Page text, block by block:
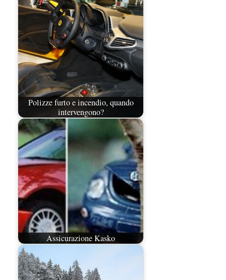
Polizze furto e incendio, quando
intervengono?
Assicurazione Kasko